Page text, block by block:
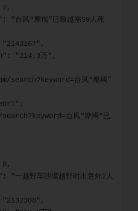
7,
"hot": "2143167",
"hot_zh": "214.3万",
search?keyword=台风“摩羯”
台风“摩羯”已
8,
"hot": "2132308",